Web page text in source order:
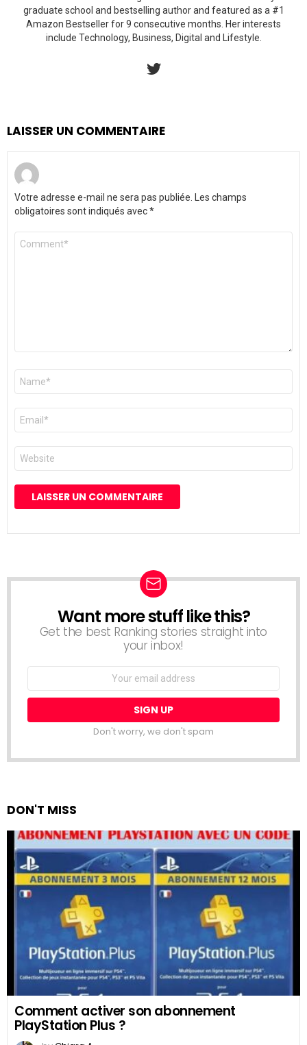
graduate school and bestselling author and featured as a #1
Amazon Bestseller for 9 consecutive months. Her interests
include Technology, Business, Digital and Lifestyle.
LAISSER UN COMMENTAIRE
Votre adresse e-mail ne sera pas publiée.
Les champs
obligatoires sont indiqués avec*
Commentaire
Nom
E-
mail
*
Site
web
NEWSLETTER
Want more stuff like this?
Get the best Ranking stories straight into
your inbox!
Email
Don't worry, we don't spam
DON'T MISS
Comment activer son abonnement
PlayStation Plus ?